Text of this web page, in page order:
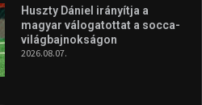
Huszty Dániel irányítja a
magyar válogatottat a socca-
világbajnokságon
2026.08.07.